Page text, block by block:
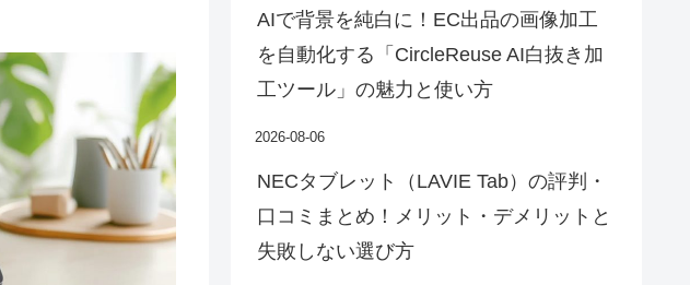
AIで背景を純白に！EC出品の画像加工
を自動化する「CircleReuse AI白抜き加
工ツール」の魅力と使い方
2026-08-06
NECタブレット（LAVIE Tab）の評判・
口コミまとめ！メリット・デメリットと
失敗しない選び方